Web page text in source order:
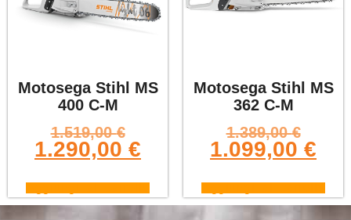
Motosega Stihl MS
400 C-M
1.519,00€
1.290,00 €
Motosega Stihl MS
362 C-M
1.389,00€
1.099,00 €